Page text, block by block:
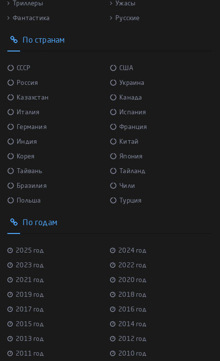
Триллеры Ужасы
Фантастика Русские
По странам
СССР США
Россия Украина
Казахстан Канада
Италия Испания
Германия Франция
Индия Китай
Корея Япония
Тайвань Тайланд
Бразилия Чили
Польша Турция
По годам
2025 год 2024 год
2023 год 2022 год
2021 год 2020 год
2019 год 2018 год
2017 год 2016 год
2015 год 2014 год
2013 год 2012 год
2011 год 2010 год